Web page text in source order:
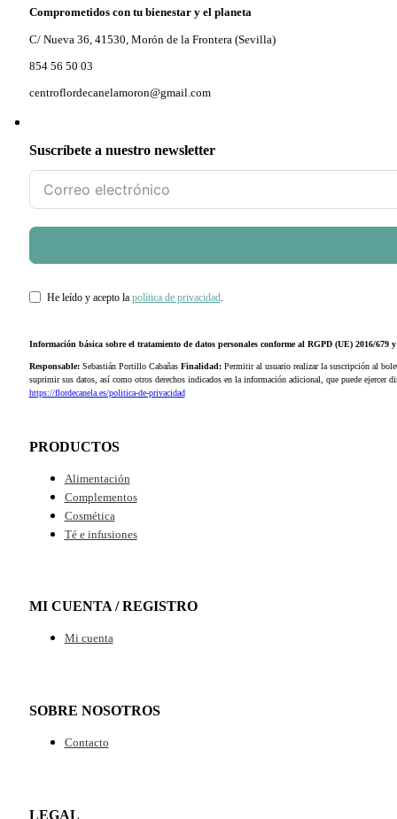
Comprometidos con tu bienestar y el planeta
C/ Nueva 36, 41530, Morón de la Frontera (Sevilla)
854 56 50 03
centroflordecanelamoron@gmail.com
Suscríbete a nuestro newsletter
He leído y acepto la política de privacidad.
Información básica sobre el tratamiento de datos personales conforme al RGPD (UE) 2016/679
Responsable:Sebastián Portillo Cabañas Finalidad:Permitir al usuario realizar la suscripción al
suprimir sus datos, así como otros derechos indicados en la información adicional, que puede
https://flordecanela.es/politica-de-privacidad
PRODUCTOS
Alimentación
Complementos
Cosmética
Té e infusiones
MI CUENTA / REGISTRO
Mi cuenta
SOBRE NOSOTROS
Contacto
LEGAL